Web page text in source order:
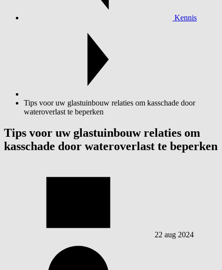
Kennis
Tips voor uw glastuinbouw relaties om kasschade door
wateroverlast te beperken
Tips voor uw glastuinbouw relaties om
kasschade door wateroverlast te beperken
22 aug 2024